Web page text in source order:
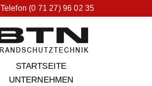
Telefon (0 71 27) 96 02 35
STARTSEITE
UNTERNEHMEN